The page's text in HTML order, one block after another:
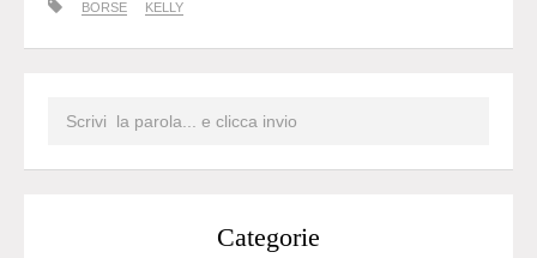
BORSE KELLY
Categorie